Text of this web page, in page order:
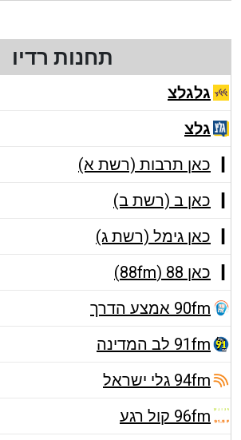
תחנות רדיו
גלגלצ
גלצ
כאן תרבות (רשת א)
כאן ב (רשת ב)
כאן גימל (רשת ג)
כאן 88 (88fm)
90fm אמצע הדרך
91fm לב המדינה
94fm גלי ישראל
96fm קול רגע